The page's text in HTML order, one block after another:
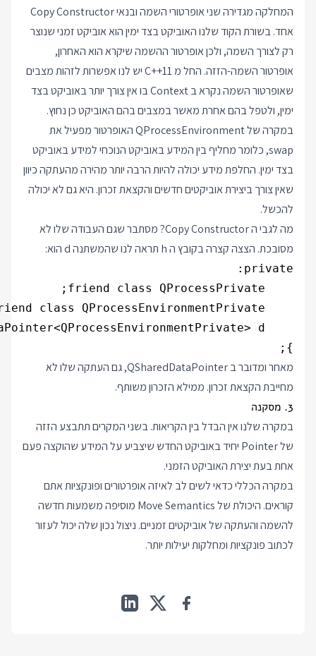
המחלקה מגדירה שני אופרטורי השמה ובנאי Copy Constructor
אחד. בשורת הקוד שלנו האוביקט בצד ימין הוא אוביקט זמני שנוצר
רק לצורך השמה, ולכן אופרטור ההשמה שיקרא הוא האחרון,
אופרטור השמה-הזזה. החל מ C++11 יש לנו אפשרות לזהות מצבים
שאופרטור השמה נקרא ב Context בו אין צורך יותר באוביקט בצד
ימין, ולטפל בהם אחרת מאשר במצבים בהם האוביקט כן נחוץ.
במקרה של QProcessEnvironment האופרטור מפעיל את
swap, כלומר מחליף בין המידע באוביקט הנוכחי למידע באוביקט
בצד ימין. החלפת מידע יכולה להיות הרבה יותר מהירה מהעתקה כיוון
שאין צורך ביצירת אוביקטים חדשים והקצאת זכרון. היא גם לא יכולה
להכשל.
מה לגבי ה Copy Constructor? מסתבר שגם העבודה שלו לא
מסובכת. הצצה קצרה בקובץ ה h תראה לנו שהמשתנה d הוא:
};
מאחר ומדובר ב QSharedDataPointer, גם העתקה שלו לא
מחייבת הקצאת זכרון. ממילא הזכרון משותף.
3. מסקנה
במקרה שלנו אין הבדל בין הקריאות. בשני המקרים תתבצע הזזה
של Pointer יחיד באוביקט החדש שיצביע על המידע שהוקצה פעם
אחת בעת יצירת האוביקט הזמני.
במקרה הכללי כדאי לשים לב לאיזה אופרטורים ופונקציות אתם
קוראים. היכולת של Move Semantics מוסיפה משמעות חדשה
להשמה והעתקה של אוביקטים זמניים. ניצול נכון שלה יכול לעזור
לכתוב פונקציות ומחלקות יעילות יותר.